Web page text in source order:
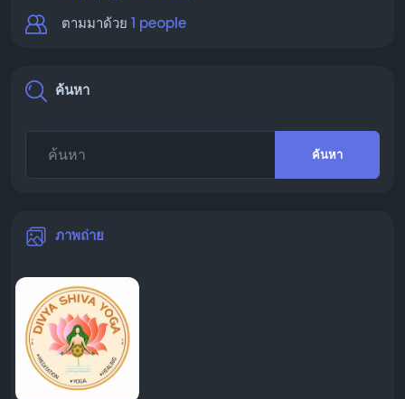
ตามมาด้วย 1 people
ค้นหา
ค้นหา
ภาพถ่าย